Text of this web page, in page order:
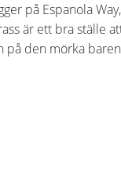
på Espanola
är ett bra ställe
den mörka